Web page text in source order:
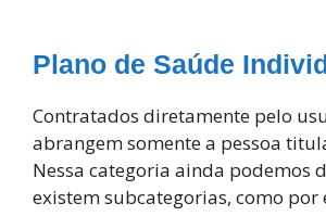
Plano de Saúde
Contratados diretamente pelo
abrangem somente a pessoa
Nessa categoria ainda podemos
existem subcategorias, como por